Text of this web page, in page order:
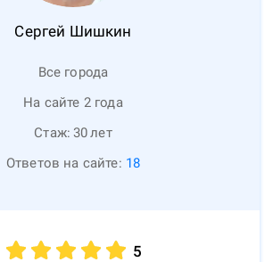
Сергей Шишкин
Все города
На сайте 2 года
Стаж: 30лет
Ответов на сайте: 18
5